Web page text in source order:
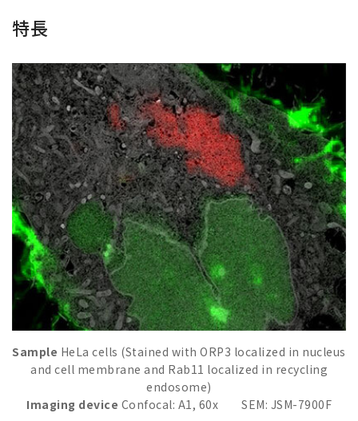
ニュース
JEOLメールマガジン登録
透過電子顕微鏡 (TEM)
TEM周辺機器
走査電子顕微鏡 (SEM)
SEM周辺機器
断面試料作製装置 (CP)
集束イオンビーム加工観察装置 (FIB)
電子プローブマイクロアナライザー (EPMA)
オージェマイクロプローブ (Auger)
光電子分光装置 (XPS、ESCA)
蛍光X線分析装置 (XRF)
その他装置
磁気共鳴装置 総合
サービス＆サポート
装置利用サポート
講習
受託分析
設置環境対策
保守契約
ブリッジングサービス
サブスクリプション
リース
シェアリング
リユース
お薦め消耗品
安全データシート(SDS)
ソリューション
ソリューション
半導体
電機・電子部品
資源・エネルギー
鉄鋼
化学
ガラス・セラミック
生物学
食品・植物
防衛・航空宇宙
ライフサイエンス
電池
イベント・セミナー
イベント・セミナー
最新のセミナー / ウェビナー
最新のイベント・展示会
ウェビナーアーカイブ
会社情報
会社情報
会社概要
ご挨拶
経営理念
事業紹介
グローバルネットワーク
YOKOGUSHI 2.0
IR情報
サステナビリティ
サステナビリティ
グローバル & ニッチ
トップコミットメント
サステナビリティへの考え方
環境
採用情報
数字で見る日本電子
日本電子について
特長
Sample HeLa cells (Stained with ORP3 localized in nucleus
and cell membrane and Rab11 localized in recycling
endosome)
Imaging device Confocal: A1, 60x SEM: JSM-7900F